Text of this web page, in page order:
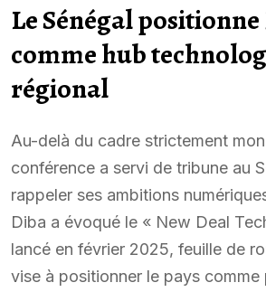
Le Sénégal
comme hub
régional
Au-delà du cadre strictement
conférence a servi de tribune au
rappeler ses ambitions
Diba a évoqué le « New Deal
lancé en février 2025, feuille de
vise à positionner le pays comme